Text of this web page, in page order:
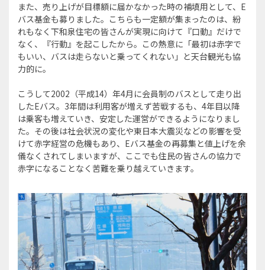
また、売り上げが目標額に届かなかった時の補填用として、E
バス基金も募りました。こちらも一定額が集まったのは、紛
れもなく下和泉住宅の皆さんが実現に向けて『口動』だけで
なく、『行動』を起こしたから。この熱意に「最初は赤字で
もいい、バスは走らないと乗ってくれない」と天台観光も協
力的に。
こうして2002（平成14）年4月に会員制のバスとして走り出
したEバス。3年間は利用客が増えず苦戦するも、4年目以降
は乗客も増えていき、安定した運営ができるようになりまし
た。その後は社会状況の変化や東日本大震災などの影響を受
けて赤字経営の危機もあり、Eバス基金の再募集と値上げを余
儀なくされてしまいますが、ここでも住民の皆さんの協力で
赤字になることなく苦難を乗り越えていきます。